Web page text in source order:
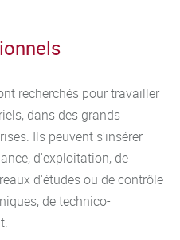
recherchés pour travailler
dans des grands
Ils peuvent s'insérer
d'exploitation, de
d'études ou de contrôle
de technico-